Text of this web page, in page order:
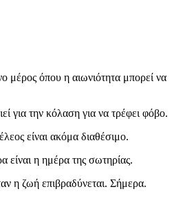
μέρος όπου η αιωνιότητα μπορεί να
για την κόλαση για να τρέφει φόβο.
είναι ακόμα διαθέσιμο.
είναι η ημέρα της σωτηρίας.
η ζωή επιβραδύνεται. Σήμερα.